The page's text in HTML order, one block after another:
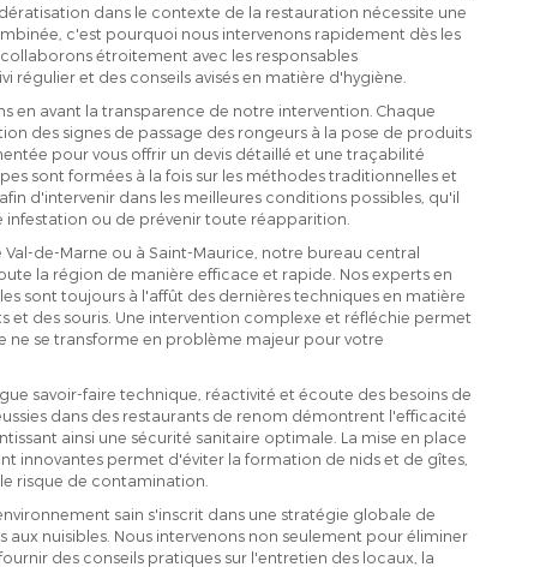
dans le contexte de la restauration nécessite une
c'est pourquoi nous intervenons rapidement dès les
étroitement avec les responsables
régulier et des conseils avisés en matière d'hygiène.
en avant la transparence de notre intervention. Chaque
des signes de passage des rongeurs à la pose de produits
pour vous offrir un devis détaillé et une traçabilité
sont formées à la fois sur les méthodes traditionnelles et
d'intervenir dans les meilleures conditions possibles, qu'il
ou de prévenir toute réapparition.
Val-de-Marne ou à Saint-Maurice, notre bureau central
la région de manière efficace et rapide. Nos experts en
sont toujours à l'affût des dernières techniques en matière
et des souris. Une intervention complexe et réfléchie permet
ne se transforme en problème majeur pour votre
savoir-faire technique, réactivité et écoute des besoins de
dans des restaurants de renom démontrent l'efficacité
ainsi une sécurité sanitaire optimale. La mise en place
innovantes permet d'éviter la formation de nids et de gîtes,
risque de contamination.
sain s'inscrit dans une stratégie globale de
aux nuisibles. Nous intervenons non seulement pour éliminer
des conseils pratiques sur l'entretien des locaux, la